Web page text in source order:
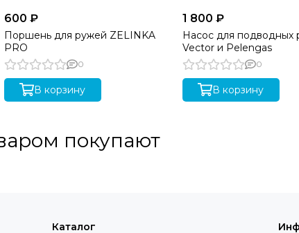
600 ₽
Поршень для ружей ZELINKA
PRO
0
В корзину
1 800 ₽
Насос для подводных
Vector и Pelengas
0
В корзину
покупают
Каталог